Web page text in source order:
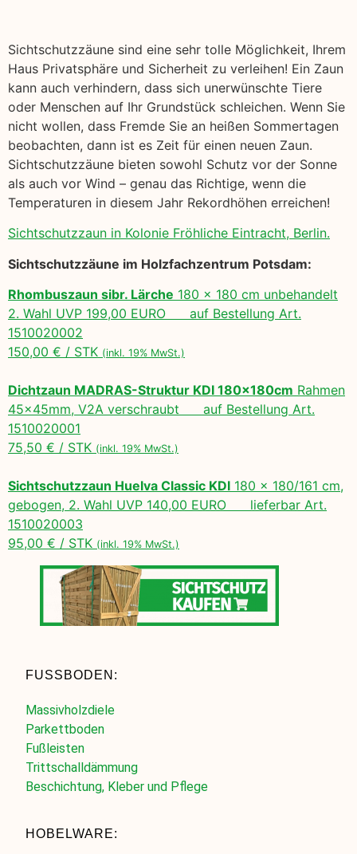
Sichtschutzzäune sind eine sehr tolle Möglichkeit, Ihrem
Haus Privatsphäre und Sicherheit zu verleihen! Ein Zaun
kann auch verhindern, dass sich unerwünschte Tiere
oder Menschen auf Ihr Grundstück schleichen. Wenn Sie
nicht wollen, dass Fremde Sie an heißen Sommertagen
beobachten, dann ist es Zeit für einen neuen Zaun.
Sichtschutzzäune bieten sowohl Schutz vor der Sonne
als auch vor Wind – genau das Richtige, wenn die
Temperaturen in diesem Jahr Rekordhöhen erreichen!
Sichtschutzzaun in Kolonie Fröhliche Eintracht, Berlin.
Sichtschutzzäune im Holzfachzentrum Potsdam:
Rhombuszaun sibr. Lärche 180 x 180 cm unbehandelt
2. Wahl UVP 199,00 EURO auf Bestellung Art.
1510020002
150,00 € / STK (inkl. 19% MwSt.)
Dichtzaun MADRAS-Struktur KDI 180x180cm Rahmen
45x45mm, V2A verschraubt auf Bestellung Art.
1510020001
75,50 € / STK (inkl. 19% MwSt.)
Sichtschutzzaun Huelva Classic KDI 180 x 180/161 cm,
gebogen, 2. Wahl UVP 140,00 EURO lieferbar Art.
1510020003
95,00 € / STK (inkl. 19% MwSt.)
FUSSBODEN:
Massivholzdiele
Parkettboden
Fußleisten
Trittschalldämmung
Beschichtung, Kleber und Pflege
HOBELWARE: